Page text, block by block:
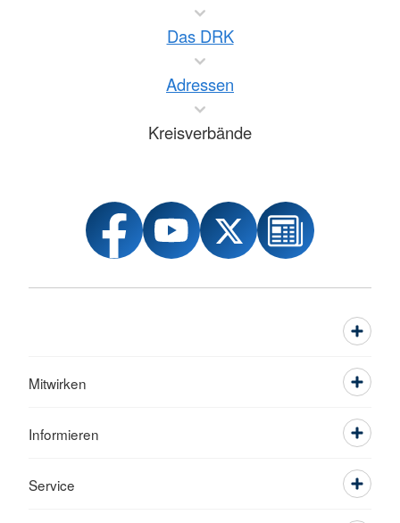
Das DRK
Adressen
Kreisverbände
Mitwirken
Informieren
Service